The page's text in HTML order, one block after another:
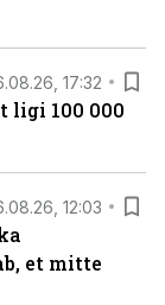
17:32
ligi 100 000
12:03
et mitte